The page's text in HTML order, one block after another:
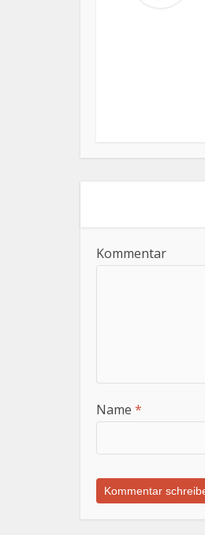
Kommentar
Name *